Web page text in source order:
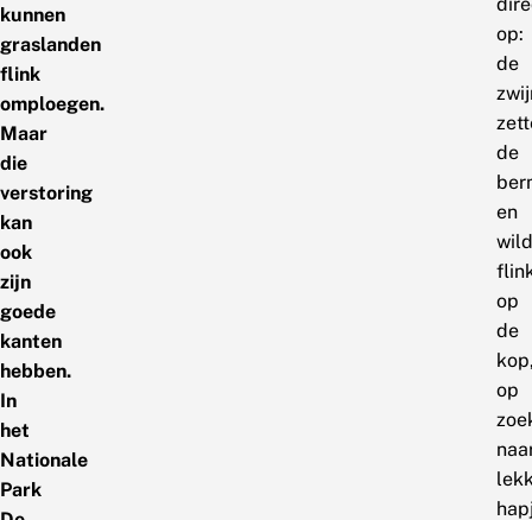
kunnen
graslanden
flink
omploegen.
Maar
die
verstoring
kan
ook
zijn
goede
kanten
hebben.
In
het
Nationale
Park
op:
de
de
en
op
de
op